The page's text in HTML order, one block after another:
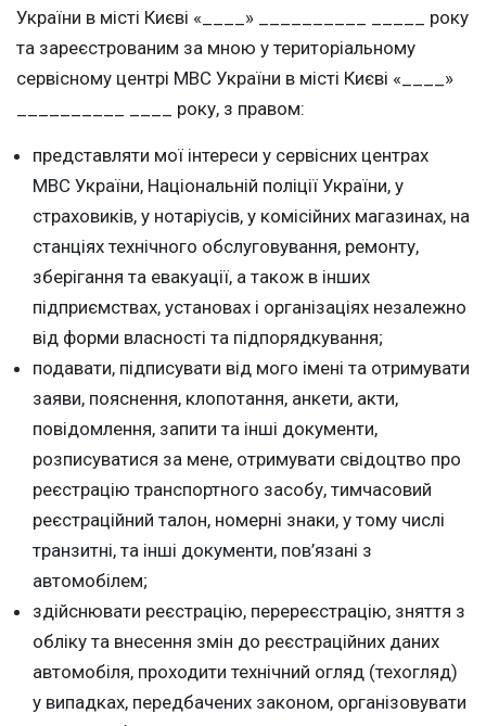
України в місті Києві «____» __________ _____ року
та зареєстрованим за мною у територіальному
сервісному центрі МВС України в місті Києві «____»
__________ ____ року, з правом:
представляти мої інтереси у сервісних центрах
МВС України, Національній поліції України, у
страховиків, у нотаріусів, у комісійних магазинах, на
станціях технічного обслуговування, ремонту,
зберігання та евакуації, а також в інших
підприємствах, установах і організаціях незалежно
від форми власності та підпорядкування;
подавати, підписувати від мого імені та отримувати
заяви, пояснення, клопотання, анкети, акти,
повідомлення, запити та інші документи,
розписуватися за мене, отримувати свідоцтво про
реєстрацію транспортного засобу, тимчасовий
реєстраційний талон, номерні знаки, у тому числі
транзитні, та інші документи, пов’язані з
автомобілем;
здійснювати реєстрацію, перереєстрацію, зняття з
обліку та внесення змін до реєстраційних даних
автомобіля, проходити технічний огляд (техогляд)
у випадках, передбачених законом, організовувати